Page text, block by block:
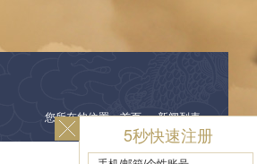
您所在的位置：首页 ＞ 新闻列表
5秒快速注册